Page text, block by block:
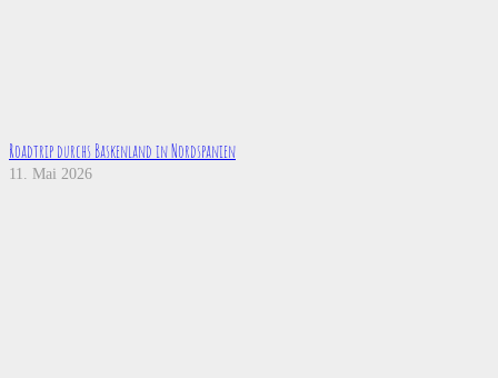
Roadtrip durchs Baskenland in Nordspanien
11. Mai 2026